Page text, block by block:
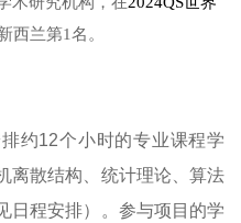
西兰第1名。
约12个小时的专业课程学
离散结构、统计理论、算法
日程安排）。参与项目的学